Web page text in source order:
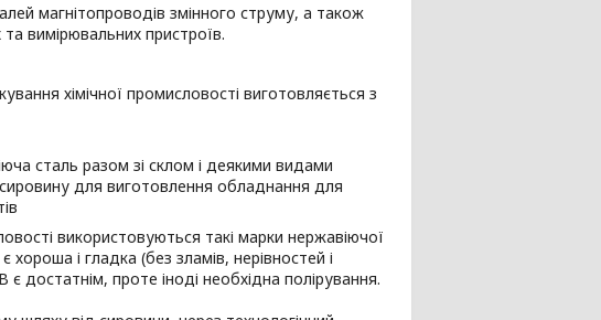
магнітопроводів змінного струму, а також
та вимірювальних пристроїв.
хімічної промисловості виготовляється з
сталь разом зі склом і деякими видами
для виготовлення обладнання для
використовуються такі марки нержавіючої
і гладка (без зламів, нерівностей і
проте іноді необхідна полірування.